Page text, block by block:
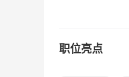
职位亮点